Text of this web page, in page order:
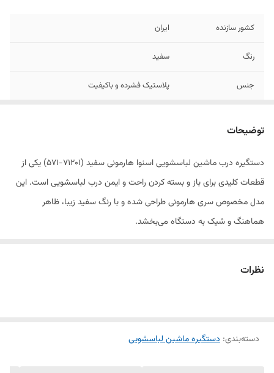
کشور سازنده ایران
رنگ سفید
جنس پلاستیک فشرده و باکیفیت
۵۷۱-۷۱۲۰۱
توضیحات
دستگیره درب ماشین لباسشویی اسنوا هارمونی سفید (71201-571) یکی از
قطعات کلیدی برای باز و بسته کردن راحت و ایمن درب لباسشویی است. این
مدل مخصوص سری هارمونی طراحی شده و با رنگ سفید زیبا، ظاهر
هماهنگ و شیک به دستگاه می‌بخشد.
نظرات
دسته‌بندی: دستگیره ماشین لباسشویی